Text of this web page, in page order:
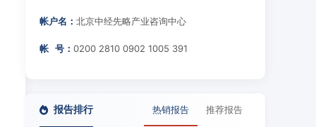
帐户名： 北京中经先略产业咨询中心
帐 号： 0200 2810 0902 1005 391
报告排行 热销报告 推荐报告